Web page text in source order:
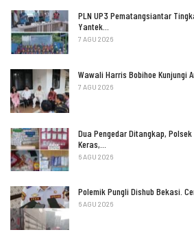
PLN UP3 Pematangsiantar
Yantek…
7 AGU 2026
Wawali Harris Bobihoe Kunjungi
7 AGU 2026
Dua Pengedar Ditangkap, Polsek
Keras,…
6 AGU 2026
Polemik Pungli Dishub Bekasi.
6 AGU 2026